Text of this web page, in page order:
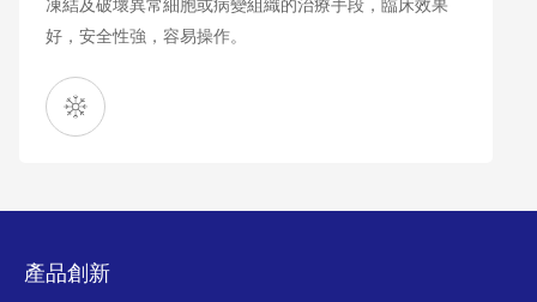
凍結及破壞異常細胞或病變組織的治療手段，臨床效果
好，安全性強，容易操作。
產品創新